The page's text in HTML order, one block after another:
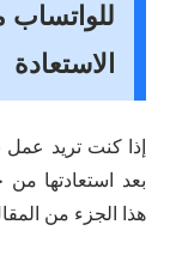
الاستعادة
بعد استعادتها
هذا الجزء من